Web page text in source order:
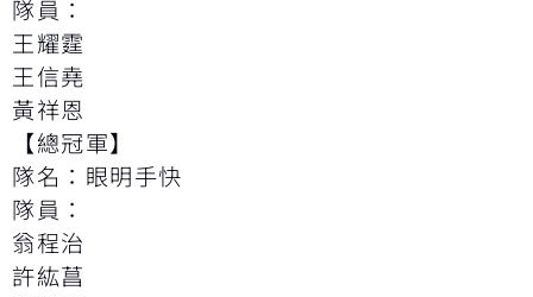
隊員：
王耀霆
王信堯
黃祥恩
【總冠軍】
隊名：眼明手快
隊員：
翁程治
許紘菖